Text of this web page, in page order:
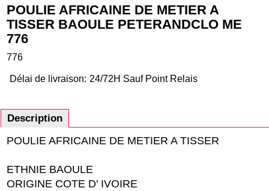
POULIE AFRICAINE DE METIER A
TISSER BAOULE PETERANDCLO ME
776
776
Délai de livraison: 24/72H Sauf Point Relais
Description
POULIE AFRICAINE DE METIER A TISSER
ETHNIE BAOULE
ORIGINE COTE D' IVOIRE